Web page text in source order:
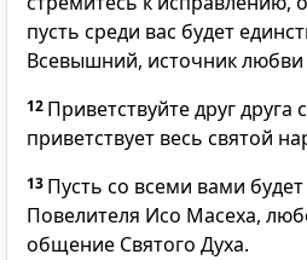
пусть среди вас будет
Всевышний, источник любви
12 Приветствуйте друг
приветствует весь святой
13 Пусть со всеми вами
Повелителя Исо Масеха,
общение Святого Духа.